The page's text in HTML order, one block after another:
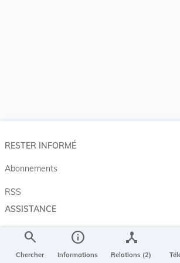
search
Chercher
info
Informations
device_hub
Relations (2)
RESTER INFORMÉ
Abonnements
RSS
ASSISTANCE
Aide et à propos
Projet Casemates